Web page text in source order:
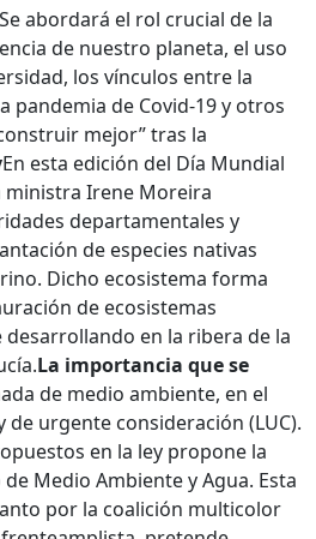
abordará el rol crucial de la
de nuestro planeta, el uso
los vínculos entre la
pandemia de Covid-19 y otros
mejor” tras la
En esta edición del Día Mundial
ministra Irene Moreira
departamentales y
de especies nativas
Dicho ecosistema forma
de ecosistemas
desarrollando en la ribera de la
La importancia que se
de medio ambiente, en el
de urgente consideración (LUC).
en la ley propone la
Medio Ambiente y Agua. Esta
por la coalición multicolor